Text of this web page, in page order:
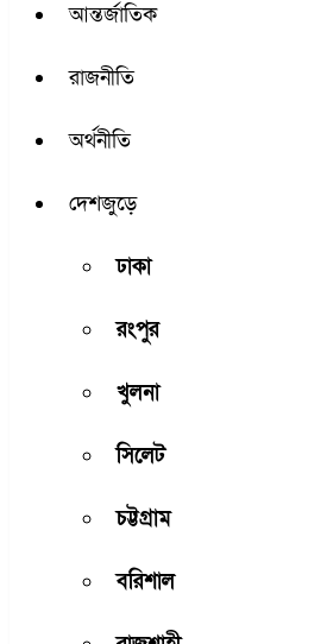
আন্তর্জাতিক
রাজনীতি
অর্থনীতি
দেশজুড়ে
ঢাকা
রংপুর
খুলনা
সিলেট
চট্টগ্রাম
বরিশাল